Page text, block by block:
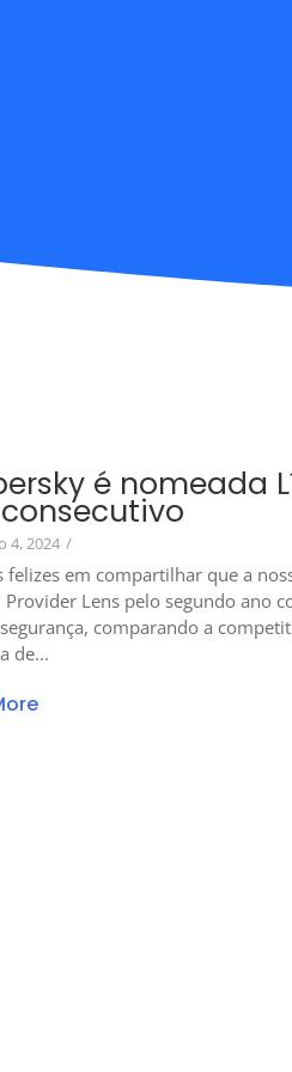
é nomeada
4, 2024 /
felizes em compartilhar que a
Provider Lens pelo segundo ano
comparando a
de...